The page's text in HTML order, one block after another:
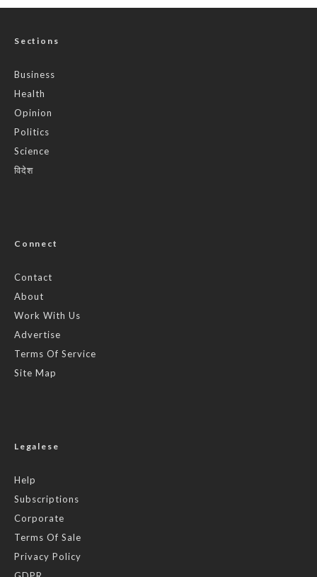
Sections
Business
Health
Opinion
Politics
Science
विदेश
Connect
Contact
About
Work With Us
Advertise
Terms Of Service
Site Map
Legalese
Help
Subscriptions
Corporate
Terms Of Sale
Privacy Policy